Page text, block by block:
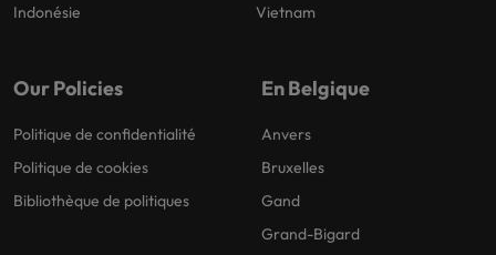
Indonésie
Vietnam
Our Policies
Politique de confidentialité
Politique de cookies
Bibliothèque de politiques
En Belgique
Anvers
Bruxelles
Gand
Grand-Bigard